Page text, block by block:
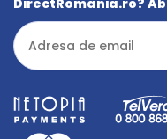
DirectRomania.ro?